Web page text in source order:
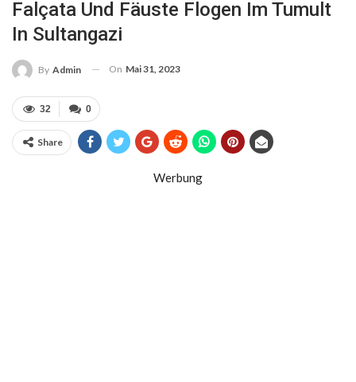
Falçata Und Fäuste Flogen Im Tumult
In Sultangazi
By Admin On Mai 31, 2023
0
32
Share
Werbung